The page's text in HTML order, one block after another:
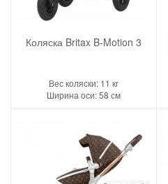
Коляска Britax B-Motion 3
Вес коляски: 11 кг
Ширина оси: 58 см